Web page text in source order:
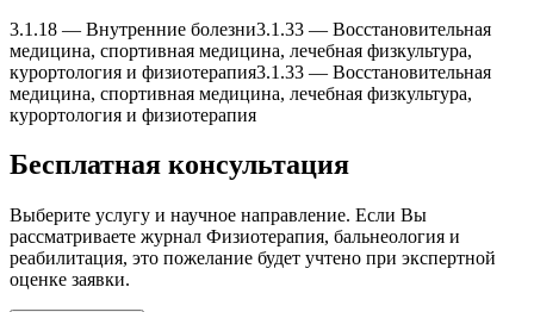
3.1.18 — Внутренние болезни3.1.33 — Восстановительная
медицина, спортивная медицина, лечебная физкультура,
курортология и физиотерапия3.1.33 — Восстановительная
медицина, спортивная медицина, лечебная физкультура,
курортология и физиотерапия
Бесплатная консультация
Выберите услугу и научное направление. Если Вы
рассматриваете журнал Физиотерапия, бальнеология и
реабилитация, это пожелание будет учтено при экспертной
оценке заявки.